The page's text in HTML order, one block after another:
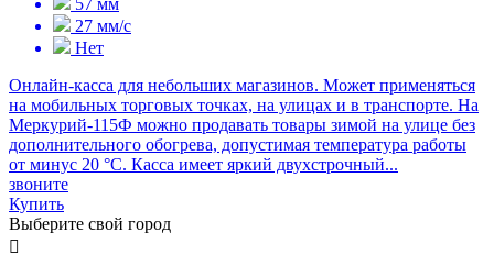
27 мм/с
Нет
Онлайн-касса для небольших магазинов. Может применяться
на мобильных торговых точках, на улицах и в транспорте. На
Меркурий-115Ф можно продавать товары зимой на улице без
дополнительного обогрева, допустимая температура работы
от минус 20 °С. Касса имеет яркий двухстрочный...
звоните
Купить
Выберите свой город
